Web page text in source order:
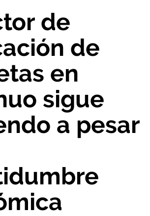
de
de
en
sigue
a pesar